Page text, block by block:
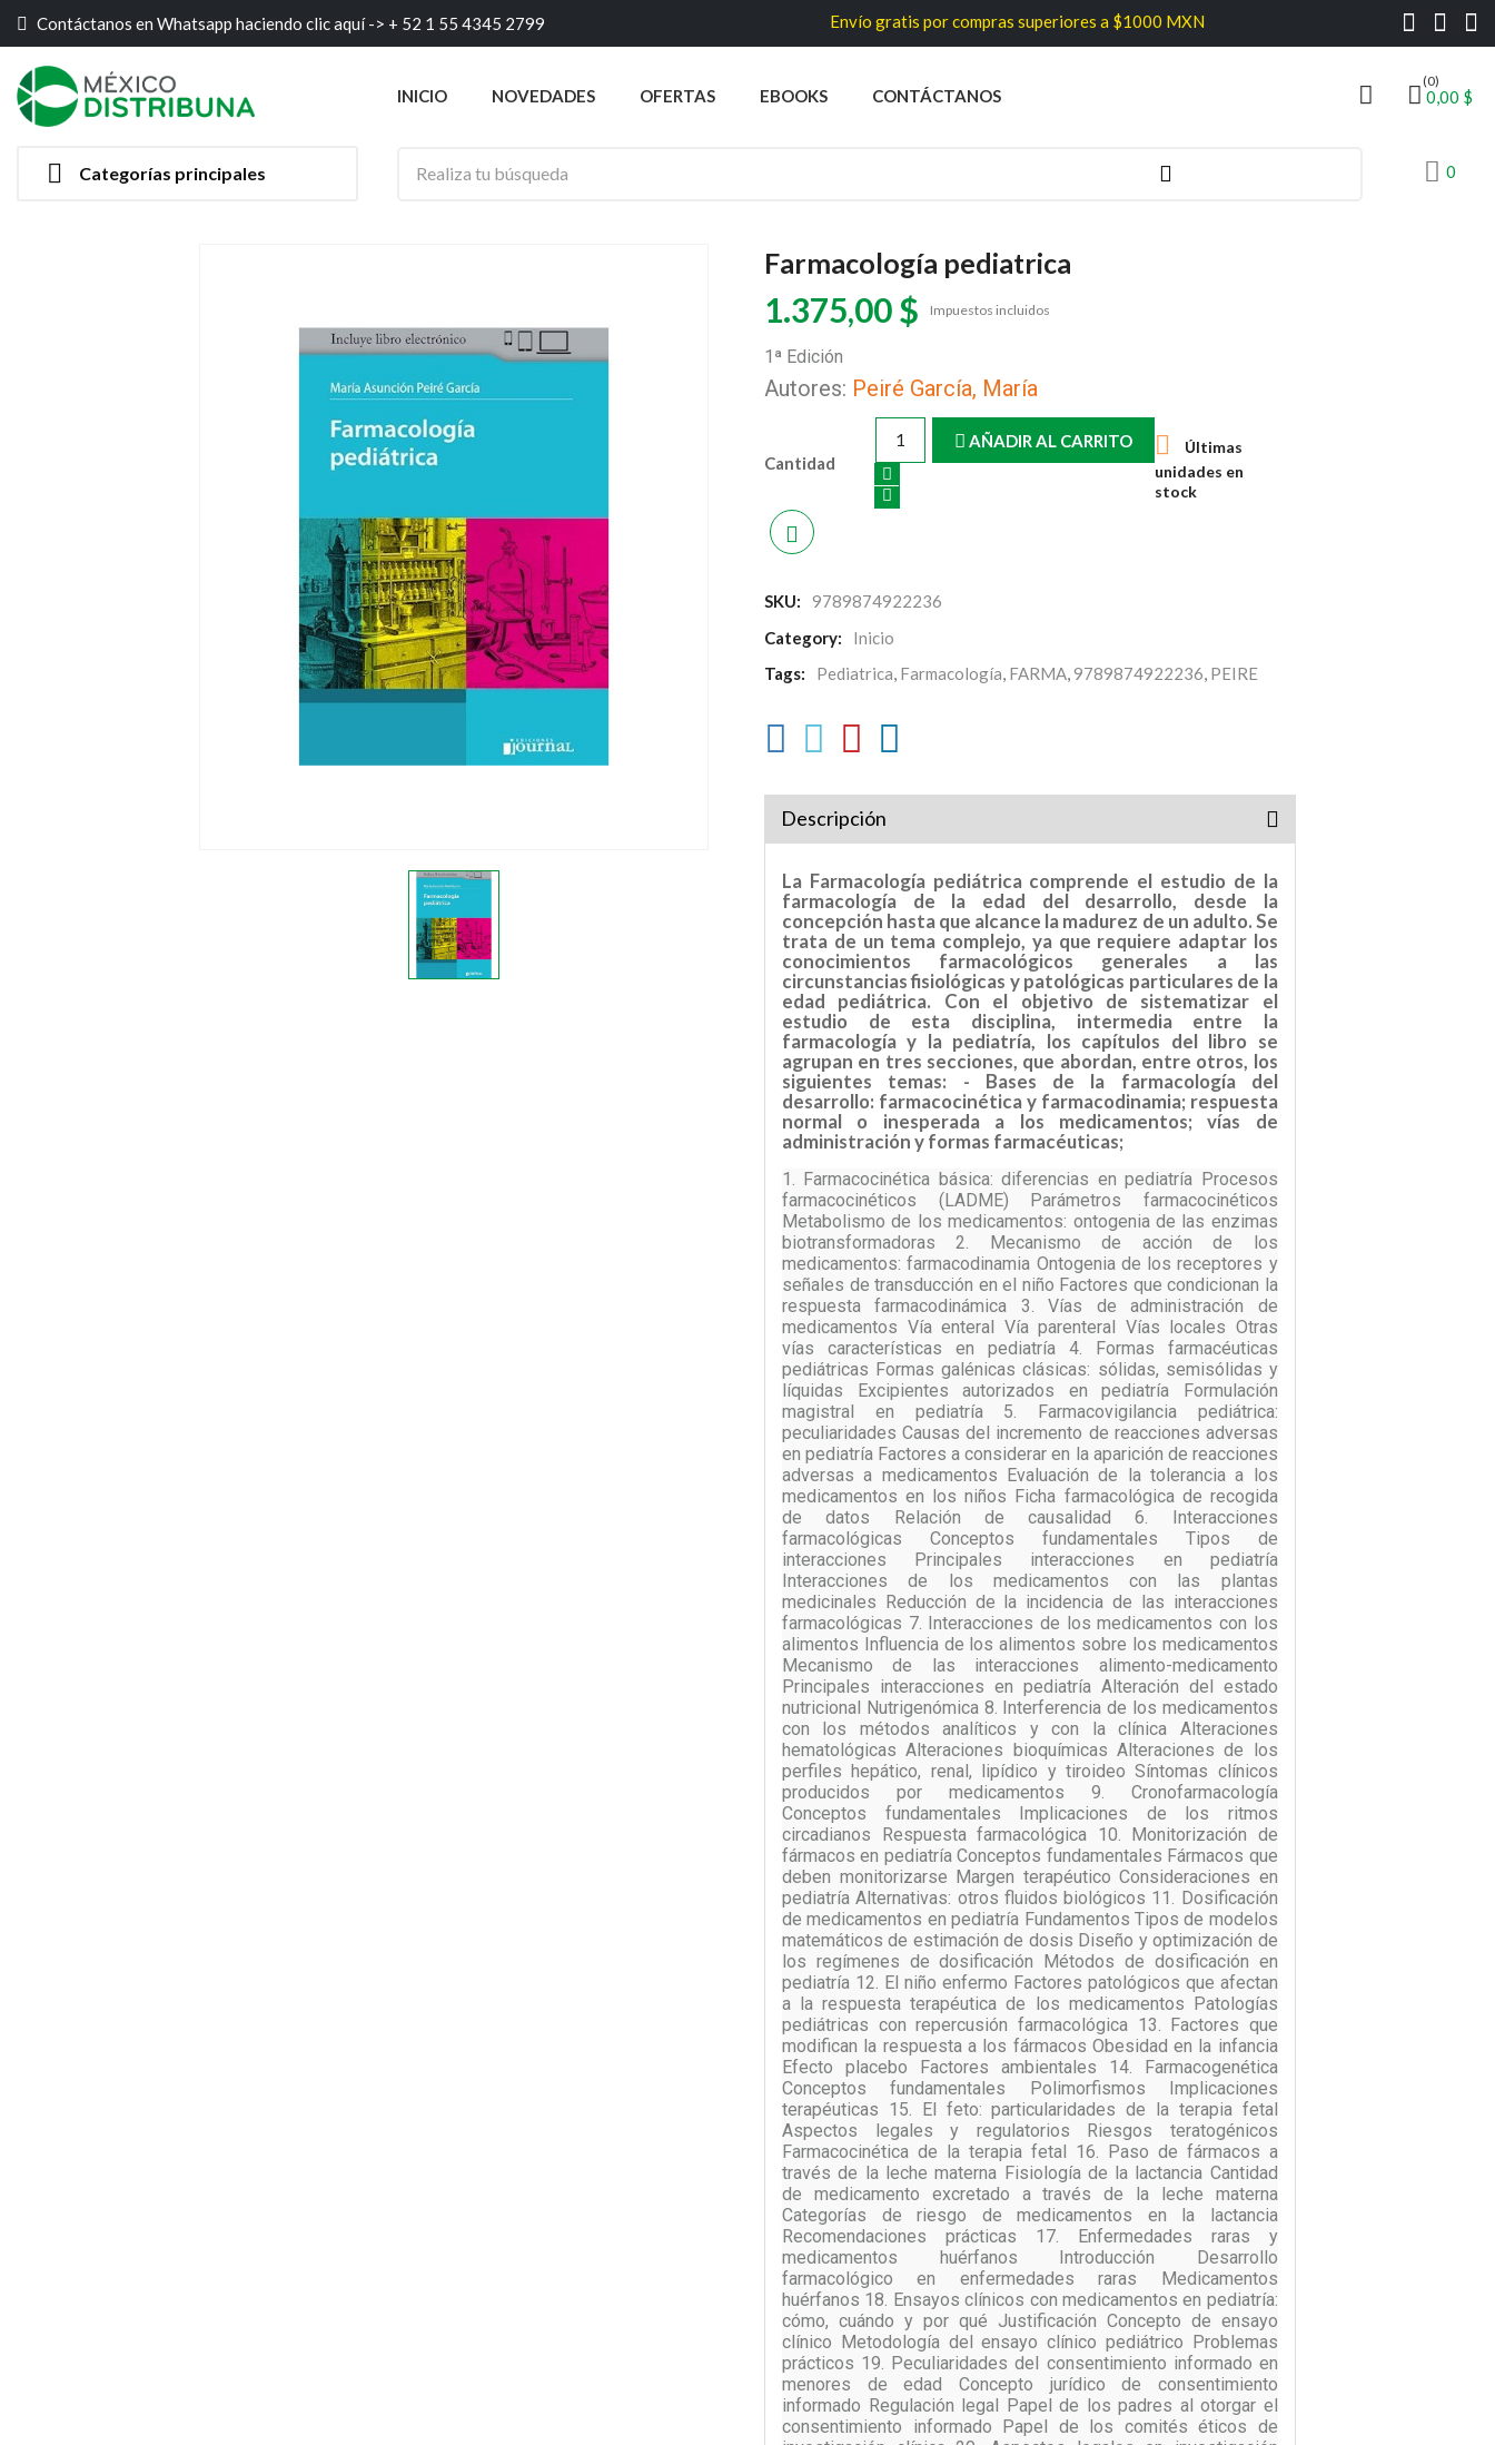
Contáctanos en Whatsapp haciendo clic aquí -> + 52 1 55 4345 2799 Envío gratis por compras superiores a $1000 MXN
INICIO NOVEDADES OFERTAS EBOOKS CONTÁCTANOS 0,00 $
(0)
 Categorías principales 0
Farmacología pediatrica
1.375,00 $ Impuestos incluidos
1ª Edición
Autores: Peiré García, María
Cantidad
AÑADIR AL CARRITO 
Últimas
unidades en
stock
SKU:
9789874922236
Category:
Inicio
Tags:
Pediatrica, Farmacología, FARMA,9789874922236, PEIRE
Descripción
La Farmacología pediátrica comprende el estudio de la
farmacología de la edad del desarrollo, desde la
concepción hasta que alcance la madurez de un adulto. Se
trata de un tema complejo, ya que requiere adaptar los
conocimientos farmacológicos generales a las
circunstancias fisiológicas y patológicas particulares de la
edad pediátrica. Con el objetivo de sistematizar el
estudio de esta disciplina, intermedia entre la
farmacología y la pediatría, los capítulos del libro se
agrupan en tres secciones, que abordan, entre otros, los
siguientes temas: - Bases de la farmacología del
desarrollo: farmacocinética y farmacodinamia; respuesta
normal o inesperada a los medicamentos; vías de
administración y formas farmacéuticas;
1. Farmacocinética básica: diferencias en pediatría Procesos
farmacocinéticos (LADME) Parámetros farmacocinéticos
Metabolismo de los medicamentos: ontogenia de las enzimas
biotransformadoras 2. Mecanismo de acción de los
medicamentos: farmacodinamia Ontogenia de los receptores y
señales de transducción en el niño Factores que condicionan la
respuesta farmacodinámica 3. Vías de administración de
medicamentos Vía enteral Vía parenteral Vías locales Otras
vías características en pediatría 4. Formas farmacéuticas
pediátricas Formas galénicas clásicas: sólidas, semisólidas y
líquidas Excipientes autorizados en pediatría Formulación
magistral en pediatría 5. Farmacovigilancia pediátrica:
peculiaridades Causas del incremento de reacciones adversas
en pediatría Factores a considerar en la aparición de reacciones
adversas a medicamentos Evaluación de la tolerancia a los
medicamentos en los niños Ficha farmacológica de recogida
de datos Relación de causalidad 6. Interacciones
farmacológicas Conceptos fundamentales Tipos de
interacciones Principales interacciones en pediatría
Interacciones de los medicamentos con las plantas
medicinales Reducción de la incidencia de las interacciones
farmacológicas 7. Interacciones de los medicamentos con los
alimentos Influencia de los alimentos sobre los medicamentos
Mecanismo de las interacciones alimento-medicamento
Principales interacciones en pediatría Alteración del estado
nutricional Nutrigenómica 8. Interferencia de los medicamentos
con los métodos analíticos y con la clínica Alteraciones
hematológicas Alteraciones bioquímicas Alteraciones de los
perfiles hepático, renal, lipídico y tiroideo Síntomas clínicos
producidos por medicamentos 9. Cronofarmacología
Conceptos fundamentales Implicaciones de los ritmos
circadianos Respuesta farmacológica 10. Monitorización de
fármacos en pediatría Conceptos fundamentales Fármacos que
deben monitorizarse Margen terapéutico Consideraciones en
pediatría Alternativas: otros fluidos biológicos 11. Dosificación
de medicamentos en pediatría Fundamentos Tipos de modelos
matemáticos de estimación de dosis Diseño y optimización de
los regímenes de dosificación Métodos de dosificación en
pediatría 12. El niño enfermo Factores patológicos que afectan
a la respuesta terapéutica de los medicamentos Patologías
pediátricas con repercusión farmacológica 13. Factores que
modifican la respuesta a los fármacos Obesidad en la infancia
Efecto placebo Factores ambientales 14. Farmacogenética
Conceptos fundamentales Polimorfismos Implicaciones
terapéuticas 15. El feto: particularidades de la terapia fetal
Aspectos legales y regulatorios Riesgos teratogénicos
Farmacocinética de la terapia fetal 16. Paso de fármacos a
través de la leche materna Fisiología de la lactancia Cantidad
de medicamento excretado a través de la leche materna
Categorías de riesgo de medicamentos en la lactancia
Recomendaciones prácticas 17. Enfermedades raras y
medicamentos huérfanos Introducción Desarrollo
farmacológico en enfermedades raras Medicamentos
huérfanos 18. Ensayos clínicos con medicamentos en pediatría:
cómo, cuándo y por qué Justificación Concepto de ensayo
clínico Metodología del ensayo clínico pediátrico Problemas
prácticos 19. Peculiaridades del consentimiento informado en
menores de edad Concepto jurídico de consentimiento
informado Regulación legal Papel de los padres al otorgar el
consentimiento informado Papel de los comités éticos de